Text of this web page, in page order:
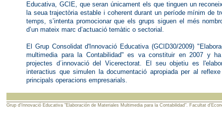
Educativa, GCIE, que seran únicament els que tinguen un
la seua trajectòria estable i coherent durant un període mínim de
temps, s’intenta promocionar que els grups siguen el més
d’un mateix marc d’actuació temàtic o sectorial.
El Grup Consolidatd' Innovació Educativa (GCID30/2009)
multimedia para la Contabilidad" es va constituir en 2007 y
projectes d´innovació del Vicerectorat. El seu objetiu es
interactius que simulen la documentació apropiada per al
principals operacions empresarials.
Grup d'Innovació Educativa "Elaboración de Materiales Multimedia para la Contabilidad". Facultat d